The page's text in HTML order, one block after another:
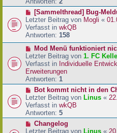
t
a
g
r
B
e
i
t
a
g
N
e
u
e
r
B
e
i
t
r
a
g
[Sammelthread] Bug-
Letzter Beitrag von Mogli «
Verfasst in wkQB
Antworten: 158
N
e
u
e
r
B
e
i
t
r
a
Mod Menü funktioniert
Letzter Beitrag von 1. FC
Verfasst in Individuelle
Erweiterungen
Antworten: 1
N
e
u
e
r
B
Bot kommt nicht in den
Letzter Beitrag von Linus «
Verfasst in wkQB
Antworten: 5
N
e
Changelog
Letzter Beitrag von Linus «